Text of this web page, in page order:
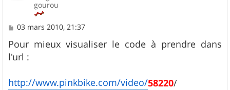
gourou
M
s
s
a
03 mars 2010, 21:37
Pour mieux visualiser le code à prendre dans
l'url :
http://www.pinkbike.com/video/58220/